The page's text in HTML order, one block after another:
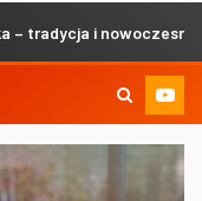
i nowoczesność w